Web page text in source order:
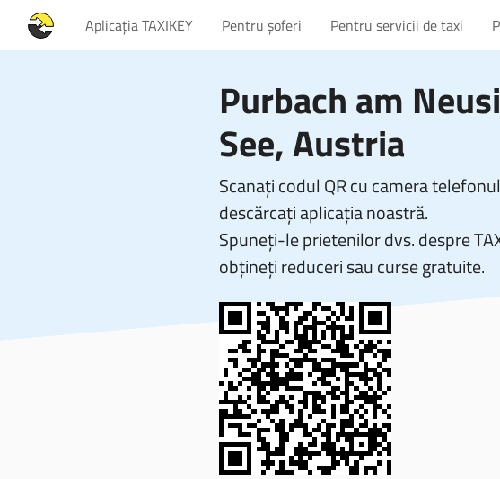
Aplicația TAXIKEY Pentru șoferi Pentru servicii de taxi
Purbach am
See, Austria
Scanați codul QR cu camera
descărcați aplicația noastră.
Spuneți-le prietenilor dvs. despre
obțineți reduceri sau curse gratuite.